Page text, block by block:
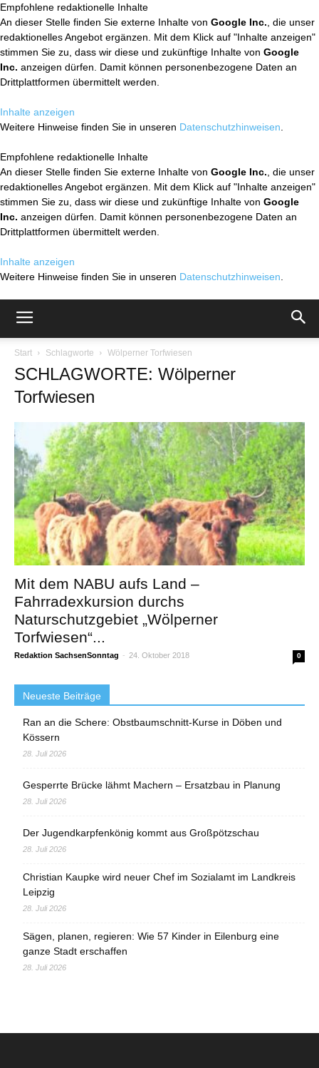
Empfohlene redaktionelle Inhalte
An dieser Stelle finden Sie externe Inhalte von Google Inc. , die unser
redaktionelles Angebot ergänzen. Mit dem Klick auf "Inhalte anzeigen"
stimmen Sie zu, dass wir diese und zukünftige Inhalte von Google
Inc. anzeigen dürfen. Damit können personenbezogene Daten an
Drittplattformen übermittelt werden.
Inhalte anzeigen
Weitere Hinweise finden Sie in unseren Datenschutzhinweisen
Empfohlene redaktionelle Inhalte
An dieser Stelle finden Sie externe Inhalte von Google Inc. , die unser
redaktionelles Angebot ergänzen. Mit dem Klick auf "Inhalte anzeigen"
stimmen Sie zu, dass wir diese und zukünftige Inhalte von Google
Inc. anzeigen dürfen. Damit können personenbezogene Daten an
Drittplattformen übermittelt werden.
Inhalte anzeigen
Weitere Hinweise finden Sie in unseren Datenschutzhinweisen
Start Schlagworte Wölperner Torfwiesen
SCHLAGWORTE: Wölperner
Torfwiesen
Mit dem NABU aufs Land –
Fahrradexkursion durchs
Naturschutzgebiet „Wölperner
Torfwiesen“...
Redaktion SachsenSonntag - 24. Oktober 2018 0
Neueste Beiträge
Ran an die Schere: Obstbaumschnitt-Kurse in Döben und
Kössern
28. Juli 2026
Gesperrte Brücke lähmt Machern – Ersatzbau in Planung
28. Juli 2026
Der Jugendkarpfenkönig kommt aus Großpötzschau
28. Juli 2026
Christian Kaupke wird neuer Chef im Sozialamt im Landkreis
Leipzig
28. Juli 2026
Sägen, planen, regieren: Wie 57 Kinder in Eilenburg eine
ganze Stadt erschaffen
28. Juli 2026